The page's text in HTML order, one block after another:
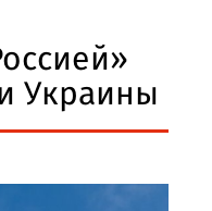
Украины